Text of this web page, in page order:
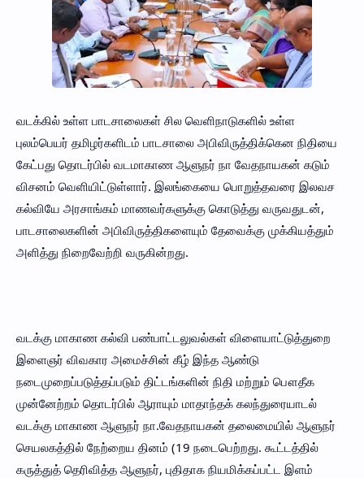
வடக்கில் உள்ள பாடசாலைகள் சில வெளிநாடுகளில் உள்ள
புலம்பெயர் தமிழர்களிடம் பாடசாலை அபிவிருத்திக்கென நிதியை
கேட்பது தொடர்பில் வடமாகாண ஆளுநர் நா வேதநாயகன் கடும்
விசனம் வெளியிட்டுள்ளார். இலங்கையை பொறுத்தவரை இலவச
கல்வியே அரசாங்கம் மாணவர்களுக்கு கொடுத்து வருவதுடன்,
பாடசாலைகளின் அபிவிருத்திகளையும் தேவைக்கு முக்கியத்தும்
அளித்து நிறைவேற்றி வருகின்றது.
வடக்கு மாகாண கல்வி பண்பாட்டலுவல்கள் விளையாட்டுத்துறை
இளைஞர் விவகார அமைச்சின் கீழ் இந்த ஆண்டு
நடைமுறைப்படுத்தப்படும் திட்டங்களின் நிதி மற்றும் பௌதீக
முன்னேற்றம் தொடர்பில் ஆராயும் மாதாந்தக் கலந்துரையாடல்
வடக்கு மாகாண ஆளுநர் நா.வேதநாயகன் தலைமையில் ஆளுநர்
செயலகத்தில் நேற்றைய தினம் (19 நடைபெற்றது. கூட்டத்தில்
கருத்துத் தெரிவித்த ஆளுநர், புதிதாக நியமிக்கப்பட்ட இளம்